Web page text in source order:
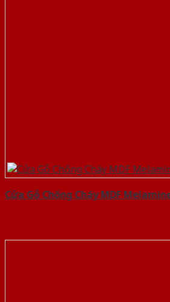
Cửa Gỗ Chống Cháy MDF